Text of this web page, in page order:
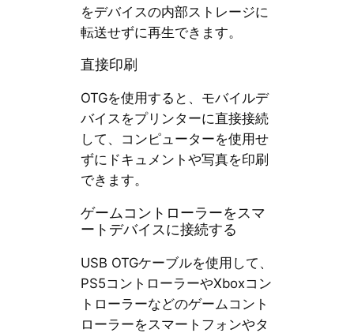
をデバイスの内部ストレージに
転送せずに再生できます。
直接印刷
OTGを使用すると、モバイルデ
バイスをプリンターに直接接続
して、コンピューターを使用せ
ずにドキュメントや写真を印刷
できます。
ゲームコントローラーをスマ
ートデバイスに接続する
USB OTGケーブルを使用して、
PS5コントローラーやXboxコン
トローラーなどのゲームコント
ローラーをスマートフォンやタ